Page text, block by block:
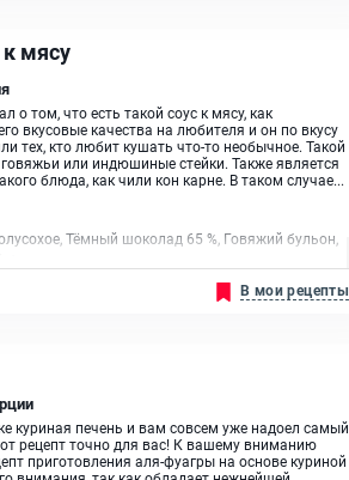
мясу
о том, что есть такой соус к мясу, как
вкусовые качества на любителя и он по вкусу
тех, кто любит кушать что-то необычное. Такой
или индюшиные стейки. Также является
блюда, как чили кон карне. В таком случае...
Тёмный шоколад 65 %, Говяжий бульон,
В мои рецепты
куриная печень и вам совсем уже надоел самый
рецепт точно для вас! К вашему вниманию
приготовления аля-фуагры на основе куриной